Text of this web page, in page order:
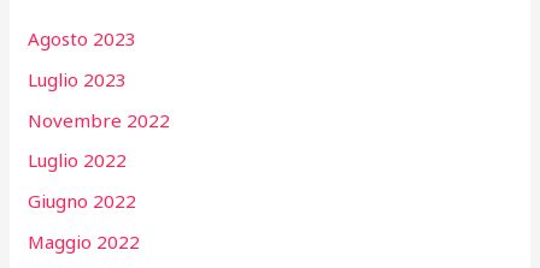
Agosto 2023
Luglio 2023
Novembre 2022
Luglio 2022
Giugno 2022
Maggio 2022